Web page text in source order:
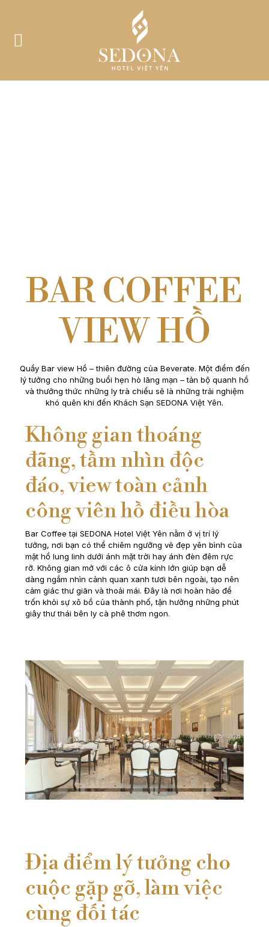
BAR COFFEE
VIEW HỒ
Quầy Bar view Hồ – thiên đường của Beverate. Một điểm đến
lý tưởng cho những buổi hẹn hò lãng mạn – tản bộ quanh hồ
và thưởng thức những ly trà chiều sẽ là những trải nghiệm
khó quên khi đến Khách Sạn SEDONA Việt Yên.
Không gian thoáng
đãng, tầm nhìn độc
đáo, view toàn cảnh
công viên hồ điều hòa
Bar Coffee tại SEDONA Hotel Việt Yên nằm ở vị trí lý
tưởng, nơi bạn có thể chiêm ngưỡng vẻ đẹp yên bình của
mặt hồ lung linh dưới ánh mặt trời hay ánh đèn đêm rực
rỡ. Không gian mở với các ô cửa kính lớn giúp bạn dễ
dàng ngắm nhìn cảnh quan xanh tươi bên ngoài, tạo nên
cảm giác thư giãn và thoải mái. Đây là nơi hoàn hảo để
trốn khỏi sự xô bồ của thành phố, tận hưởng những phút
giây thư thái bên ly cà phê thơm ngon.
Địa điểm lý tưởng cho
cuộc gặp gỡ, làm việc
cùng đối tác